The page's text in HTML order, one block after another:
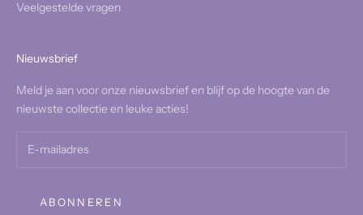
Veelgestelde vragen
Nieuwsbrief
Meld je aan voor onze nieuwsbrief en blijf op de hoogte van de
nieuwste collectie en leuke acties!
ABONNEREN